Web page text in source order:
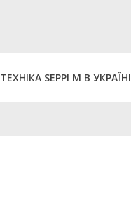
ТЕХНІКА SEPPI M В УКРАЇНІ